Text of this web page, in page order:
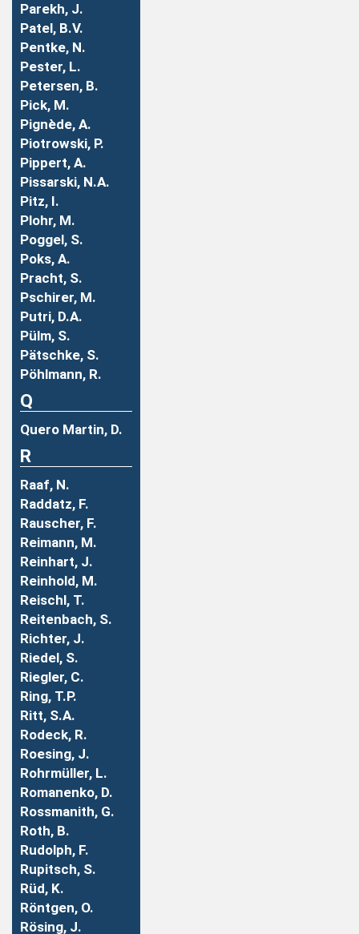
Parekh, J.
Patel, B.V.
Pentke, N.
Pester, L.
Petersen, B.
Pick, M.
Pignède, A.
Piotrowski, P.
Pippert, A.
Pissarski, N.A.
Pitz, I.
Plohr, M.
Poggel, S.
Poks, A.
Pracht, S.
Pschirer, M.
Putri, D.A.
Pülm, S.
Pätschke, S.
Pöhlmann, R.
Q
Quero Martin, D.
R
Raaf, N.
Raddatz, F.
Rauscher, F.
Reimann, M.
Reinhart, J.
Reinhold, M.
Reischl, T.
Reitenbach, S.
Richter, J.
Riedel, S.
Riegler, C.
Ring, T.P.
Ritt, S.A.
Rodeck, R.
Roesing, J.
Rohrmüller, L.
Romanenko, D.
Rossmanith, G.
Roth, B.
Rudolph, F.
Rupitsch, S.
Rüd, K.
Röntgen, O.
Rösing, J.